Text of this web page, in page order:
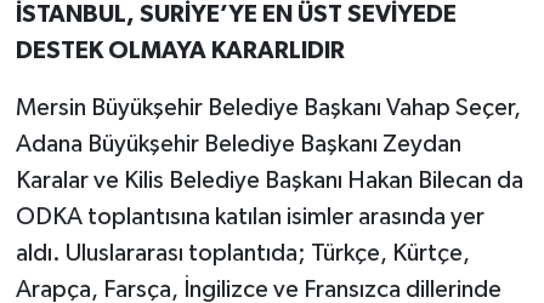
İSTANBUL, SURİYE’YE EN ÜST SEVİYEDE
DESTEK OLMAYA KARARLIDIR
Mersin Büyükşehir Belediye Başkanı Vahap Seçer,
Adana Büyükşehir Belediye Başkanı Zeydan
Karalar ve Kilis Belediye Başkanı Hakan Bilecan da
ODKA toplantısına katılan isimler arasında yer
aldı. Uluslararası toplantıda; Türkçe, Kürtçe,
Arapça, Farsça, İngilizce ve Fransızca dillerinde